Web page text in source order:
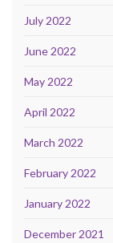
July 2022
June 2022
May 2022
April 2022
March 2022
February 2022
January 2022
December 2021